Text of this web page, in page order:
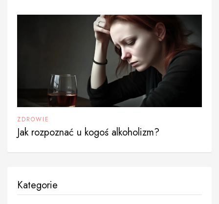
ZDROWIE
Jak rozpoznać u kogoś alkoholizm?
Kategorie